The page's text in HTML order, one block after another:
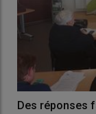
Des réponses